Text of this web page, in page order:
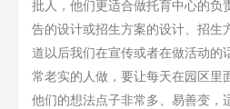
批人，他们更适合做托育中心的负
告的设计或招生方案的设计、招生
道以后我们在宣传或者在做活动的
常老实的人做，要让每天在园区里
他们的想法点子非常多、易善变，